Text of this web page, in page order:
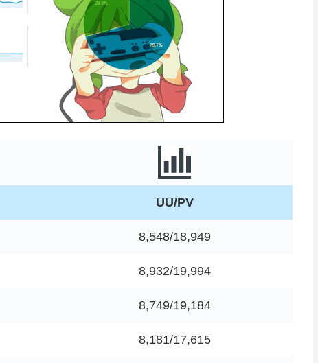
UU/PV
8,548/18,949
8,932/19,994
8,749/19,184
8,181/17,615